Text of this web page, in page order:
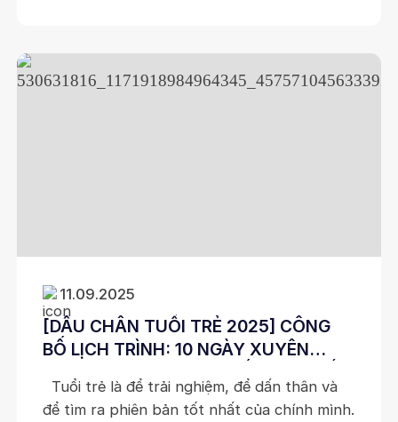
11.09.2025
[DẤU CHÂN TUỔI TRẺ 2025] CÔNG
BỐ LỊCH TRÌNH: 10 NGÀY XUYÊN
YÊU THƯƠNG
Tuổi trẻ là để trải nghiệm, để dấn thân và
để tìm ra phiên bản tốt nhất của chính mình.